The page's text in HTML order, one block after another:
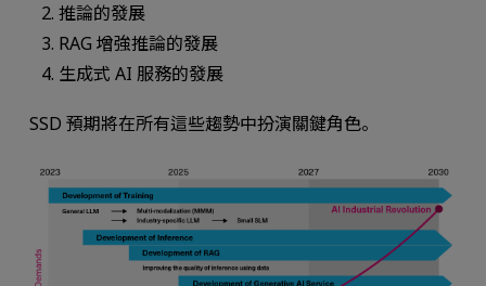
推論的發展
RAG 增強推論的發展
生成式 AI 服務的發展
SSD 預期將在所有這些趨勢中扮演關鍵角色。